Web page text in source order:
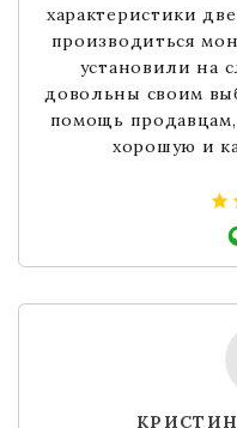
характеристики
производиться
установили на
довольны своим
помощь
хорошую и